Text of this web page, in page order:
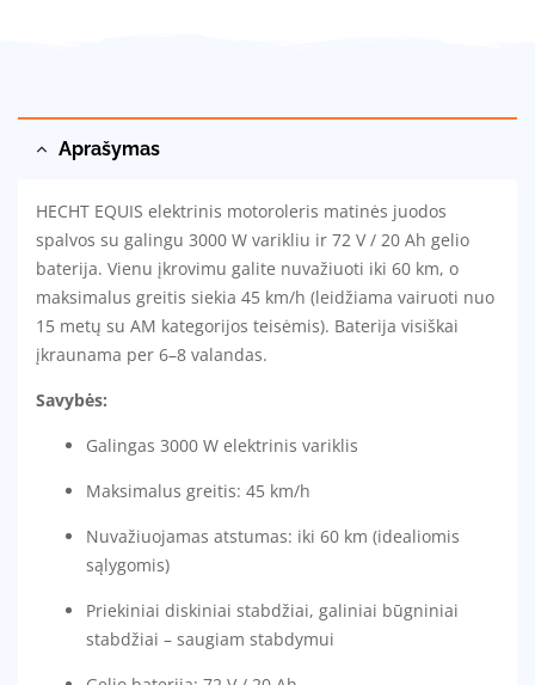
Aprašymas
HECHT EQUIS elektrinis motoroleris matinės juodos
spalvos su galingu 3000 W varikliu ir 72 V / 20 Ah gelio
baterija. Vienu įkrovimu galite nuvažiuoti iki 60 km, o
maksimalus greitis siekia 45 km/h (leidžiama vairuoti nuo
15 metų su AM kategorijos teisėmis). Baterija visiškai
įkraunama per 6–8 valandas.
Savybės:
Galingas 3000 W elektrinis variklis
Maksimalus greitis: 45 km/h
Nuvažiuojamas atstumas: iki 60 km (idealiomis
sąlygomis)
Priekiniai diskiniai stabdžiai, galiniai būgniniai
stabdžiai – saugiam stabdymui